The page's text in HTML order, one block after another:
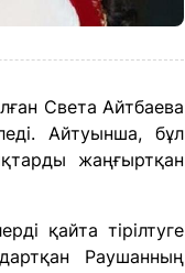
Света Айтбаева
Айтуынша, бұл
жаңғыртқан
қайта тірілтуге
Раушанның